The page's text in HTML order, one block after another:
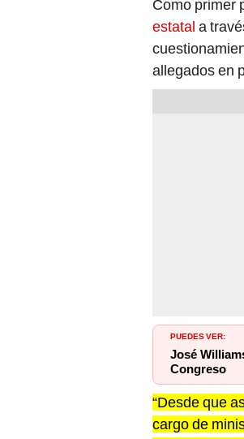
estatal a
allegados en
José
Congreso
“Desde que
cargo de